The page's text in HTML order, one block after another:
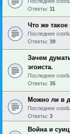
Ответы: 11
Что же такое
Последнее
Ответы: 39
Зачем
эгоиста.
Последнее
Ответы: 35
Можно ли в
Последнее
Ответы: 3
Война и